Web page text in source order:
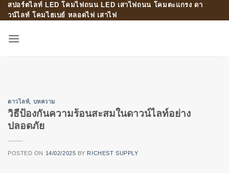
Skip
to
สปอร์ตไลท์ LED โคมไฟถนน LED เสาไฟถนน โคมตะแกรง ดา
วน์ไลท์ โคมไฮเบย์ หลอดไฟ เสาไฟ
ดาวไลท์, บทความ
วิธีป้องกันความร้อนสะสมในดาวน์ไลท์อย่าง
ปลอดภัย
POSTED ON 14/02/2025 BY RICHEST SUPPLY